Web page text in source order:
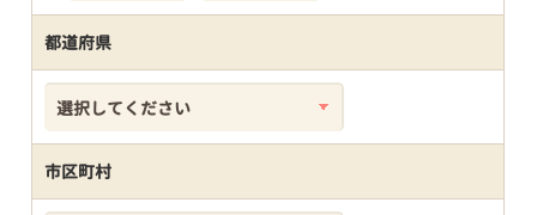
都道府県
市区町村